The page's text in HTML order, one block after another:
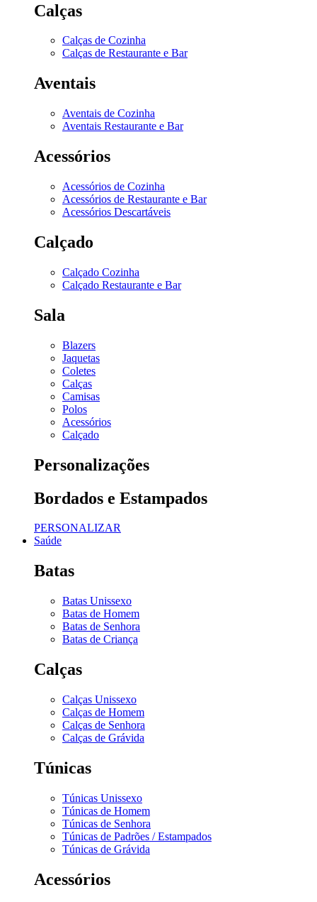
Calças
Calças de Cozinha
Calças de Restaurante e Bar
Aventais
Aventais de Cozinha
Aventais Restaurante e Bar
Acessórios
Acessórios de Cozinha
Acessórios de Restaurante e Bar
Acessórios Descartáveis
Calçado
Calçado Cozinha
Calçado Restaurante e Bar
Sala
Blazers
Jaquetas
Coletes
Calças
Camisas
Polos
Acessórios
Calçado
Personalizações
Bordados e Estampados
PERSONALIZAR
Saúde
Batas
Batas Unissexo
Batas de Homem
Batas de Senhora
Batas de Criança
Calças
Calças Unissexo
Calças de Homem
Calças de Senhora
Calças de Grávida
Túnicas
Túnicas Unissexo
Túnicas de Homem
Túnicas de Senhora
Túnicas de Padrões / Estampados
Túnicas de Grávida
Acessórios